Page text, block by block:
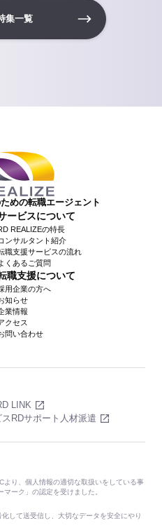
集一覧
めの転職エージェント
ービスについて
REALIZEの特長
ンサルタント紹介
職支援サービスの流れ
くあるご質問
職支援について
用企業の方へ
知らせ
業情報
クセス
問い合わせ
LINK
RDサポート人材派遣
より、個人情報の適切な取扱いをしている事
ーク」の認定を受けました。
して送受信し、大切なデータを安全にやり